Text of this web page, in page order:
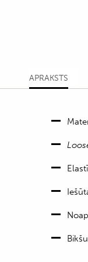
APRAKSTS